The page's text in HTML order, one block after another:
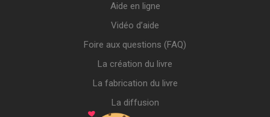
Aide en ligne
Vidéo d’aide
Foire aux questions (FAQ)
La création du livre
La fabrication du livre
La diffusion